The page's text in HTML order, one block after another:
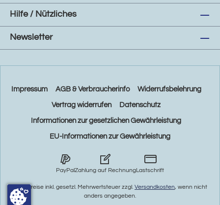
Hilfe / Nützliches
Newsletter
Impressum AGB & Verbraucherinfo Widerrufsbelehrung
Vertrag widerrufen Datenschutz
Informationen zur gesetzlichen Gewährleistung
EU-Informationen zur Gewährleistung
PayPalZahlung auf RechnungLastschrift
* Alle Preise inkl. gesetzl. Mehrwertsteuer zzgl. Versandkosten, wenn nicht
anders angegeben.